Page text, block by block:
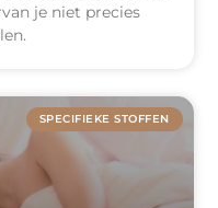
je niet precies
SPECIFIEKE STOFFEN